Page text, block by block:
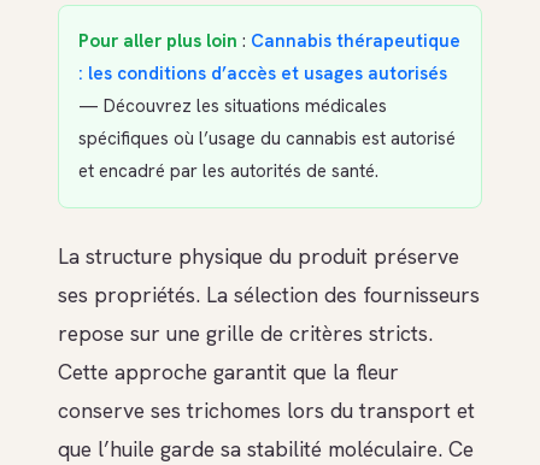
Pour aller plus loin : Cannabis thérapeutique
: les conditions d’accès et usages autorisés
— Découvrez les situations médicales
spécifiques où l’usage du cannabis est autorisé
et encadré par les autorités de santé.
La structure physique du produit préserve
ses propriétés. La sélection des fournisseurs
repose sur une grille de critères stricts.
Cette approche garantit que la fleur
conserve ses trichomes lors du transport et
que l’huile garde sa stabilité moléculaire. Ce